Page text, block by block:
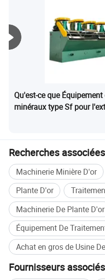
Qu'est-ce que
minéraux type Sf pour
du manganèse, du
l'aluminium, machine de
mousse prix
Recherches associées
Machinerie Minière D'or
Plante D'or
Machinerie De Plante D'or
Équipement De
Achat en gros de Usine
Fournisseurs associés